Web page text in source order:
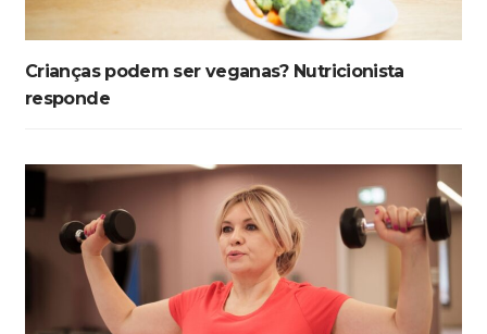
Crianças podem ser veganas? Nutricionista
responde